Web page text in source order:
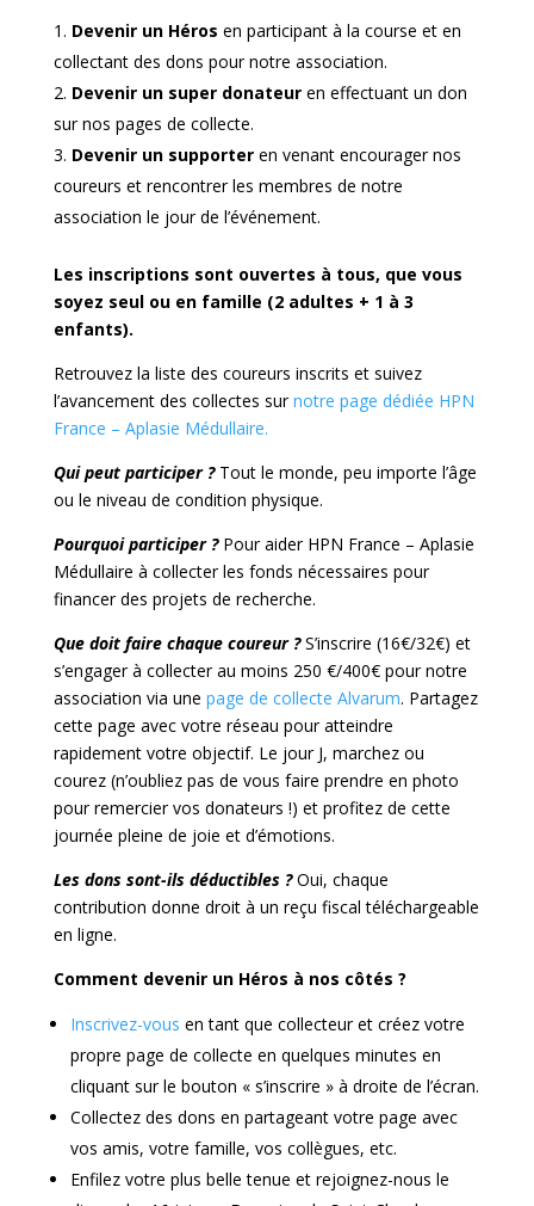
Devenir un Héros en participant à la course et en
collectant des dons pour notre association.
Devenir un super donateuren effectuant un don
sur nos pages de collecte.
Devenir un supporteren venant encourager nos
coureurs et rencontrer les membres de notre
association le jour de l’événement.
Les inscriptions sont ouvertes à tous, que vous
soyez seul ou en famille (2 adultes + 1 à 3
enfants).
Retrouvez la liste des coureurs inscrits et suivez
l’avancement des collectes surnotre page dédiée HPN
France – Aplasie Médullaire.
Qui peut participer ?Tout le monde, peu importe l’âge
ou le niveau de condition physique.
Pourquoi participer ?Pour aider HPN France – Aplasie
Médullaire à collecter les fonds nécessaires pour
financer des projets de recherche.
Que doit faire chaque coureur ?S’inscrire (16€/32€) et
s’engager à collecter au moins 250 €/400€ pour notre
association via une page de collecte Alvarum. Partagez
cette page avec votre réseau pour atteindre
rapidement votre objectif. Le jour J, marchez ou
courez (n’oubliez pas de vous faire prendre en photo
pour remercier vos donateurs !) et profitez de cette
journée pleine de joie et d’émotions.
Les dons sont-ils déductibles ?Oui, chaque
contribution donne droit à un reçu fiscal téléchargeable
en ligne.
Comment devenir un Héros à nos côtés ?
Inscrivez-vous en tant que collecteur et créez votre
propre page de collecte en quelques minutes en
cliquant sur le bouton « s’inscrire » à droite de l’écran.
Collectez des dons en partageant votre page avec
vos amis, votre famille, vos collègues, etc.
Enfilez votre plus belle tenue et rejoignez-nous le